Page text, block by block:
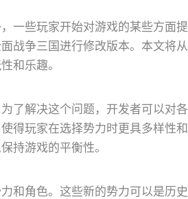
一些玩家开始对游戏的某些方面提
战争三国进行修改版本。本文将从
和乐趣。
了解决这个问题，开发者可以对各
得玩家在选择势力时更具多样性和
持游戏的平衡性。
和角色。这些新的势力可以是历史